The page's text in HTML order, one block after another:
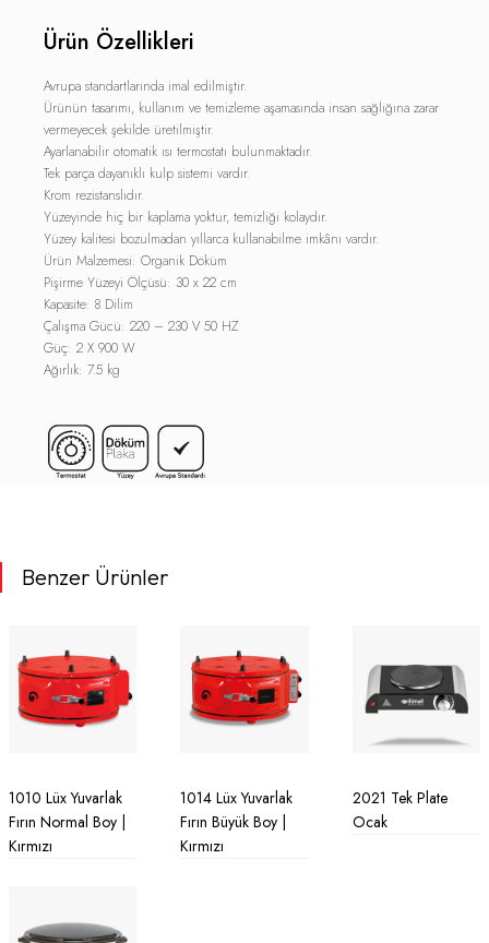
Ürün Özellikleri
Avrupa standartlarında imal edilmiştir.
Ürünün tasarımı, kullanım ve temizleme aşamasında insan sağlığına zarar
vermeyecek şekilde üretilmiştir.
Ayarlanabilir otomatik ısı termostatı bulunmaktadır.
Tek parça dayanıklı kulp sistemi vardır.
Krom rezistanslıdır.
Yüzeyinde hiç bir kaplama yoktur, temizliği kolaydır.
Yüzey kalitesi bozulmadan yıllarca kullanabilme imkânı vardır.
Ürün Malzemesi: Organik Döküm
Pişirme Yüzeyi Ölçüsü: 30 x 22 cm
Kapasite: 8 Dilim
Çalışma Gücü: 220 – 230 V 50 HZ
Güç: 2 X 900 W
Ağırlık: 7.5 kg
Benzer Ürünler
1010 Lüx Yuvarlak
Fırın Normal Boy |
Kırmızı
1014 Lüx Yuvarlak
Fırın Büyük Boy |
Kırmızı
2021 Tek Plate
Ocak